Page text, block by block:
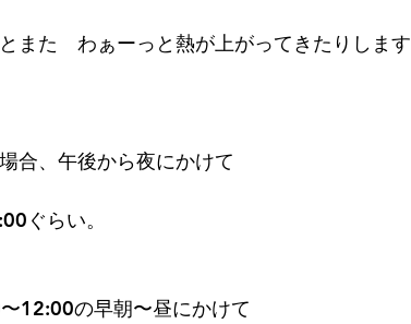
また　わぁーっと熱が上がってきたりしま
合、午後から夜にかけて
ぐらい。
12:00の早朝〜昼にかけて